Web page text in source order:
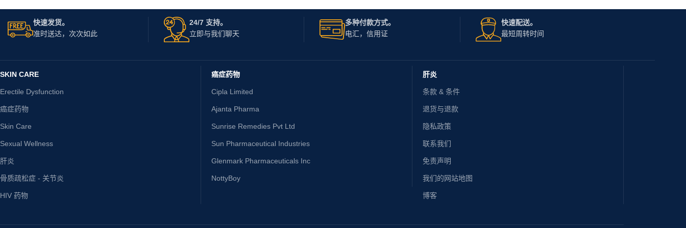
快速发货。
准时送达，次次如此
24/7 支持。
立即与我们聊天
多种付款方式。
电汇，信用证
快速配送。
最短周转时间
SKIN CARE
Erectile Dysfunction
癌症药物
Skin Care
Sexual Wellness
肝炎
骨质疏松症 - 关节炎
HIV 药物
癌症药物
Cipla Limited
Ajanta Pharma
Sunrise Remedies Pvt Ltd
Sun Pharmaceutical Industries
Glenmark Pharmaceuticals Inc
NottyBoy
肝炎
条款 & 条件
退货与退款
隐私政策
联系我们
免责声明
我们的网站地图
博客